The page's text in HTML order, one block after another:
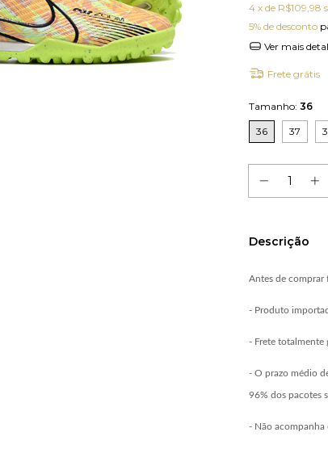
4 x de R$109,98
5% de desconto
Ver mais
Frete grátis
Tamanho: 36
36 37
Descrição
Antes de comprar
- Produto
- Frete totalmente
- O prazo médio
96% dos pacotes
- Não acompanha